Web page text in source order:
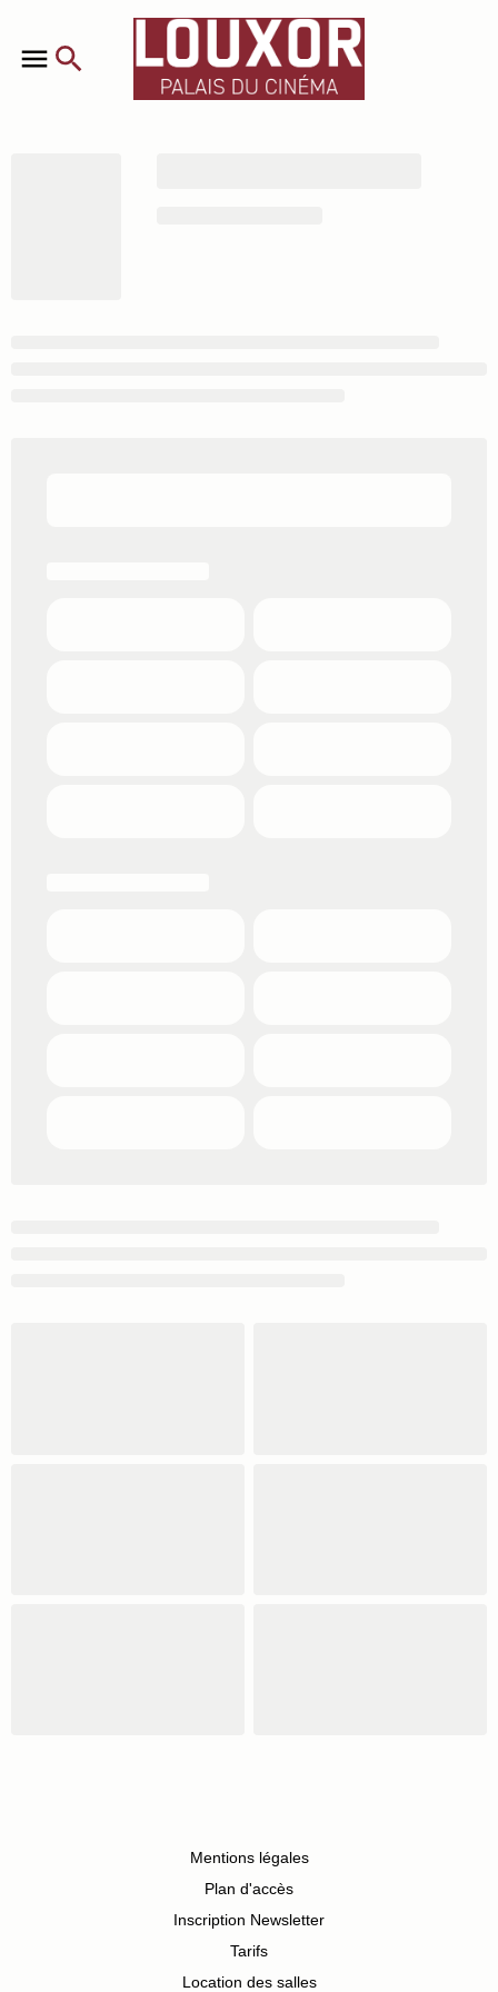
Mentions légales
Plan d'accès
Inscription Newsletter
Tarifs
Location des salles